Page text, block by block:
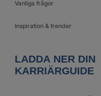
Vanliga frågor
Inspiration & trender